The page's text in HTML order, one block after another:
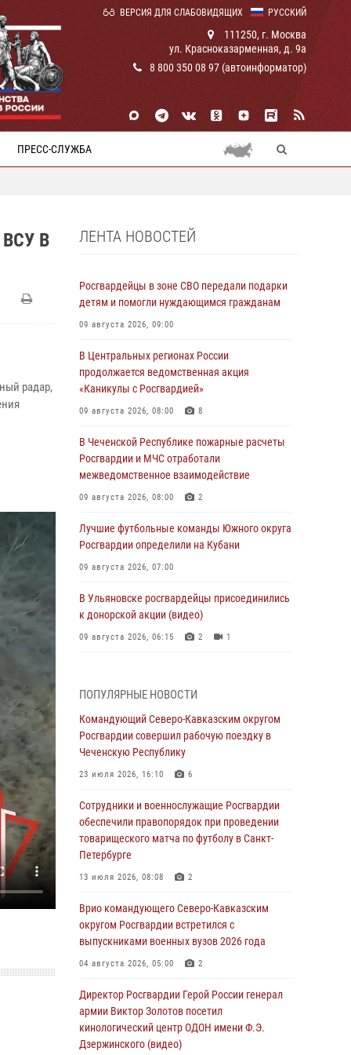
РУССКИЙ
ВЕРСИЯ ДЛЯ СЛАБОВИДЯЩИХ
111250, г. Москва
ул. Красноказарменная, д. 9а
8 800 350 08 97 (автоинформатор)
ПРЕСС-СЛУЖБА
В
радар,
ЛЕНТА НОВОСТЕЙ
Росгвардейцы в зоне СВО передали подарки
детям и помогли нуждающимся гражданам
09 августа 2026, 09:00
В Центральных регионах России
продолжается ведомственная акция
«Каникулы с Росгвардией»
09 августа 2026, 08:00 8
В Чеченской Республике пожарные расчеты
Росгвардии и МЧС отработали
межведомственное взаимодействие
09 августа 2026, 08:00 2
Лучшие футбольные команды Южного округа
Росгвардии определили на Кубани
09 августа 2026, 07:00
В Ульяновске росгвардейцы присоединились
к донорской акции (видео)
09 августа 2026, 06:15 2 1
Росгвардейцы провели занятие по
стрелковой подготовке для воспитанников
Центра детского, юношеского туризма и
Республики
09 августа 2026, 05:00
Всероссийская ведомственная акции
«Каникулы с Росгвардией проходит в Сибири
Росгвардейцы провели патриотическое
занятие для детей на Поклонной горе в
Москве (видео)
В ЛНР росгвардейцы провели тренировку по
единоборствам для юных воспитанников
спортивной школы
ПОПУЛЯРНЫЕ НОВОСТИ
Командующий Северо-Кавказским округом
Росгвардии совершил рабочую поездку в
Чеченскую Республику
23 июля 2026, 16:10 6
Сотрудники и военнослужащие Росгвардии
обеспечили правопорядок при проведении
товарищеского матча по футболу в Санкт-
Петербурге
13 июля 2026, 08:08 2
Врио командующего Северо-Кавказским
округом Росгвардии встретился с
выпускниками военных вузов 2026 года
04 августа 2026, 05:00 2
Директор Росгвардии Герой России генерал
армии Виктор Золотов посетил
кинологический центр ОДОН имени Ф.Э.
Дзержинского (видео)